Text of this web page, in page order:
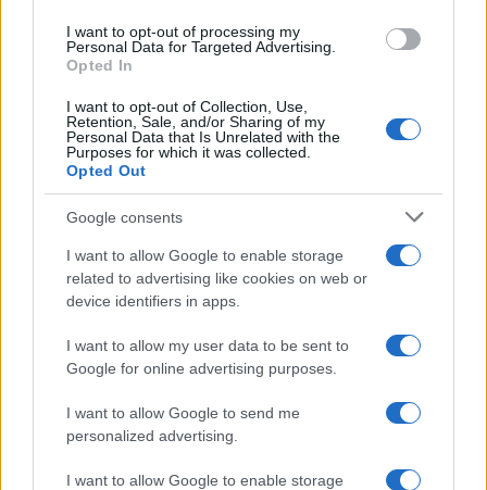
I want to opt-out of processing my
Personal Data for Targeted Advertising.
Opted In
I want to opt-out of Collection, Use,
Retention, Sale, and/or Sharing of my
Personal Data that Is Unrelated with the
Purposes for which it was collected.
Opted Out
Google consents
I want to allow Google to enable storage
related to advertising like cookies on web or
device identifiers in apps.
I want to allow my user data to be sent to
Google for online advertising purposes.
I want to allow Google to send me
personalized advertising.
I want to allow Google to enable storage
Los coches más buscados
Con el objetivo de determinar cuáles son…
AUTOMOVIL